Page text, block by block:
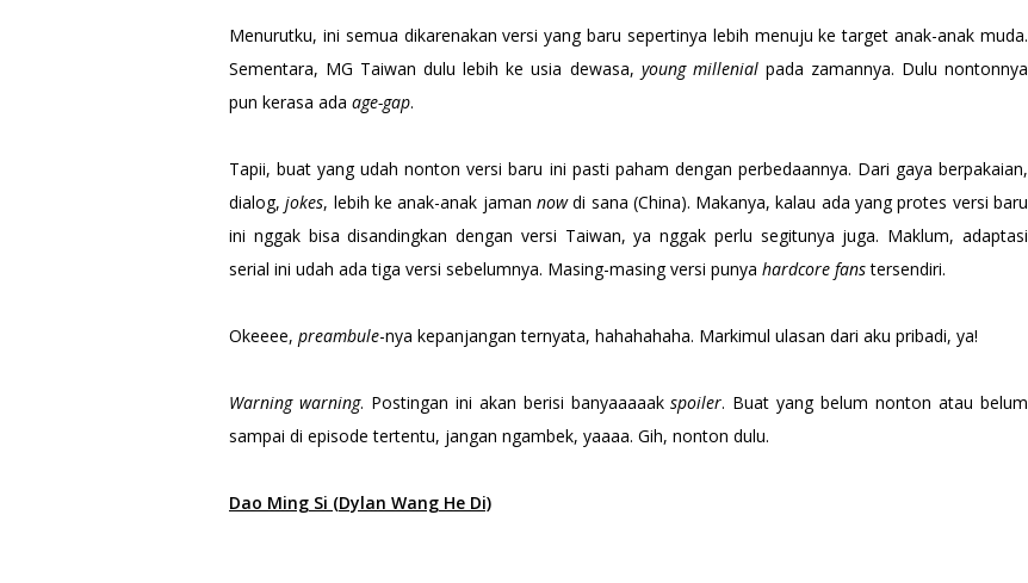
Menurutku, ini semua dikarenakan versi yang baru sepertinya lebih menuju ke target anak-anak muda.
Sementara, MG Taiwan dulu lebih ke usia dewasa, young millenial pada zamannya. Dulu nontonnya
pun kerasa ada age-gap.
Tapii, buat yang udah nonton versi baru ini pasti paham dengan perbedaannya. Dari gaya berpakaian,
dialog,jokes, lebih ke anak-anak jaman nowdi sana (China). Makanya, kalau ada yang protes versi baru
ini nggak bisa disandingkan dengan versi Taiwan, ya nggak perlu segitunya juga. Maklum, adaptasi
serial ini udah ada tiga versi sebelumnya. Masing-masing versi punya hardcore fanstersendiri.
Okeeee, preambule-nya kepanjangan ternyata, hahahahaha. Markimul ulasan dari aku pribadi, ya!
Warning warning. Postingan ini akan berisi banyaaaaakspoiler. Buat yang belum nonton atau belum
sampai di episode tertentu, jangan ngambek, yaaaa. Gih, nonton dulu.
Dao Ming Si (Dylan Wang He Di)